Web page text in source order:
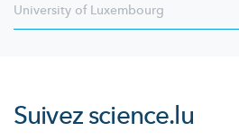
University of Luxembourg
Suivezscience.lu